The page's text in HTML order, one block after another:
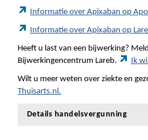
Informatie over Apixaban op
Informatie over Apixaban op
Heeft u last van een bijwerking?
Bijwerkingencentrum Lareb.
Ik
Wilt u meer weten over ziekte en
Thuisarts.nl.
Details handelsvergunning